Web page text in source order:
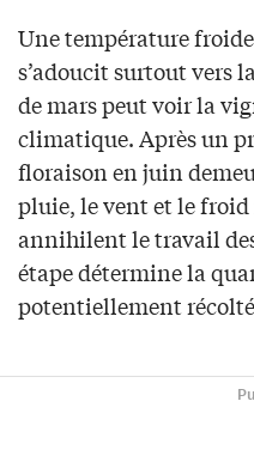
Une température
s’adoucit surtout vers
de mars peut voir la
climatique. Après un
floraison en juin
pluie, le vent et le
annihilent le travail
étape détermine la
potentiellement